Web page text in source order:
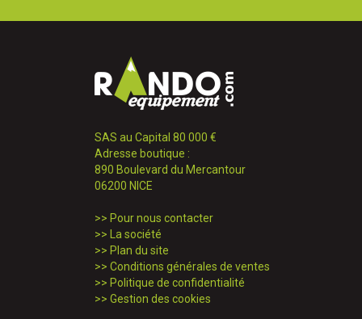
SAS au Capital 80 000 €
Adresse boutique :
890 Boulevard du Mercantour
06200 NICE
>> Pour nous contacter
>> La société
>> Plan du site
>> Conditions générales de ventes
>> Politique de confidentialité
>> Gestion des cookies